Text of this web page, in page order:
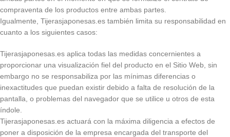
compraventa de los productos entre ambas partes.
Igualmente, Tijerasjaponesas.es también limita su responsabilidad en
cuanto a los siguientes casos:
Tijerasjaponesas.es aplica todas las medidas concernientes a
proporcionar una visualización fiel del producto en el Sitio Web, sin
embargo no se responsabiliza por las mínimas diferencias o
inexactitudes que puedan existir debido a falta de resolución de la
pantalla, o problemas del navegador que se utilice u otros de esta
índole.
Tijerasjaponesas.es actuará con la máxima diligencia a efectos de
poner a disposición de la empresa encargada del transporte del